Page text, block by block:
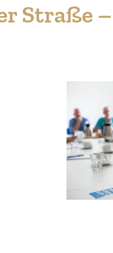
Straße –